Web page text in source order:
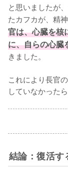
と思いましたが
たカフカが、精
官は、心臓を核
に、自らの心臓
きました。
これにより長官
していなかった
結論：復活す